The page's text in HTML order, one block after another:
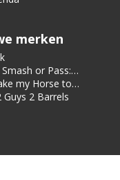
merken
or Pass:
my Horse to
Room
Guys 2 Barrels